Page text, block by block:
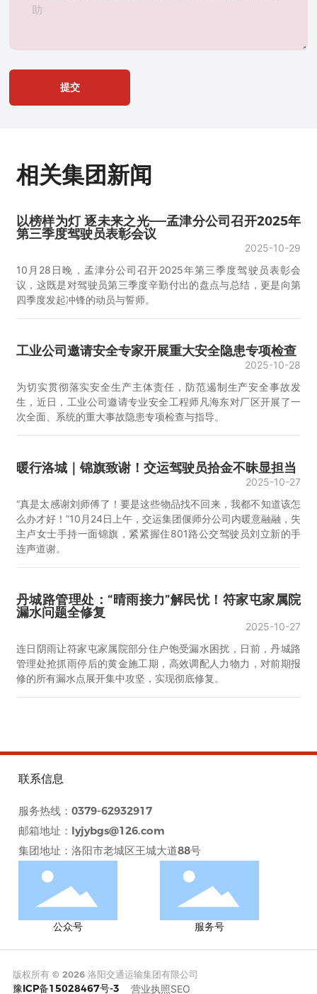
提交
相关集团新闻
以榜样为灯 逐未来之光——孟津分公司召开2025年
第三季度驾驶员表彰会议
2025-10-29
10月28日晚，孟津分公司召开2025年第三季度驾驶员表彰会
议，这既是对驾驶员第三季度辛勤付出的盘点与总结，更是向第
四季度发起冲锋的动员与誓师。
工业公司邀请安全专家开展重大安全隐患专项检查
2025-10-28
为切实贯彻落实安全生产主体责任，防范遏制生产安全事故发
生，近日，工业公司邀请专业安全工程师凡海东对厂区开展了一
次全面、系统的重大事故隐患专项检查与指导。
暖行洛城｜锦旗致谢！交运驾驶员拾金不昧显担当
2025-10-27
“真是太感谢刘师傅了！要是这些物品找不回来，我都不知道该怎
么办才好！”10月24日上午，交运集团偃师分公司内暖意融融，失
主卢女士手持一面锦旗，紧紧握住801路公交驾驶员刘立新的手
连声道谢。
丹城路管理处：“晴雨接力”解民忧！符家屯家属院
漏水问题全修复
2025-10-27
连日阴雨让符家屯家属院部分住户饱受漏水困扰，日前，丹城路
管理处抢抓雨停后的黄金施工期，高效调配人力物力，对前期报
修的所有漏水点展开集中攻坚，实现彻底修复。
联系信息
服务热线： 0379-62932917
邮箱地址： lyjybgs@126.com
集团地址：洛阳市老城区王城大道88号
公众号 服务号
版权所有 © 2026 洛阳交通运输集团有限公司
豫ICP备15028467号-3 营业执照SEO